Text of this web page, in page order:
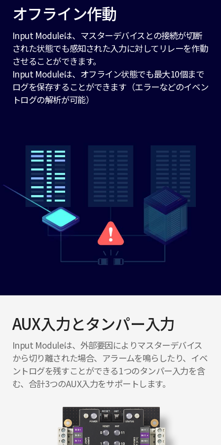
オフライン作動
Input Moduleは、マスターデバイスとの接続が切断
された状態でも感知された入力に対してリレーを作動
させることができます。
Input Moduleは、オフライン状態でも最大10個まで
ログを保存することができます（エラーなどのイベン
トログの解析が可能）
AUX入力とタンパー入力
Input Moduleは、外部要因によりマスターデバイス
から切り離された場合、アラームを鳴らしたり、イベ
ントログを残すことができる1つのタンパー入力を含
む、合計3つのAUX入力をサポートします。